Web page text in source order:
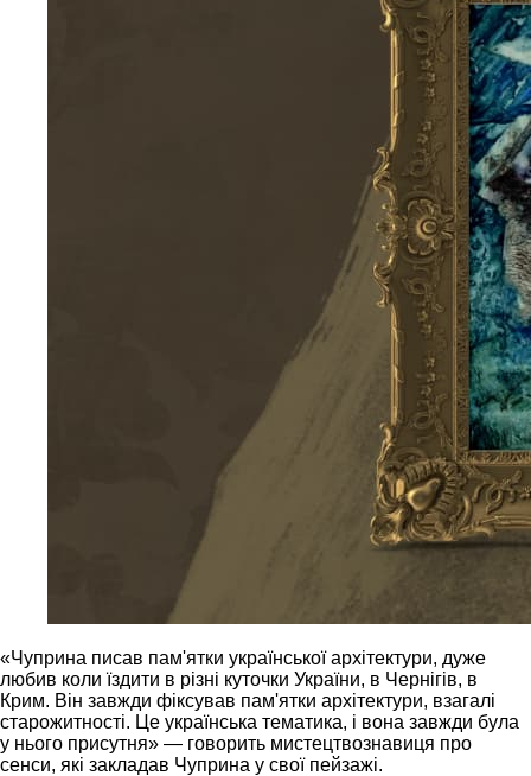
«Чуприна писав пам'ятки української архітектури, дуже
любив коли їздити в різні куточки України, в Чернігів, в
Крим. Він завжди фіксував пам'ятки архітектури, взагалі
старожитності. Це українська тематика, і вона завжди була
у нього присутня» — говорить мистецтвознавиця про
сенси, які закладав Чуприна у свої пейзажі.